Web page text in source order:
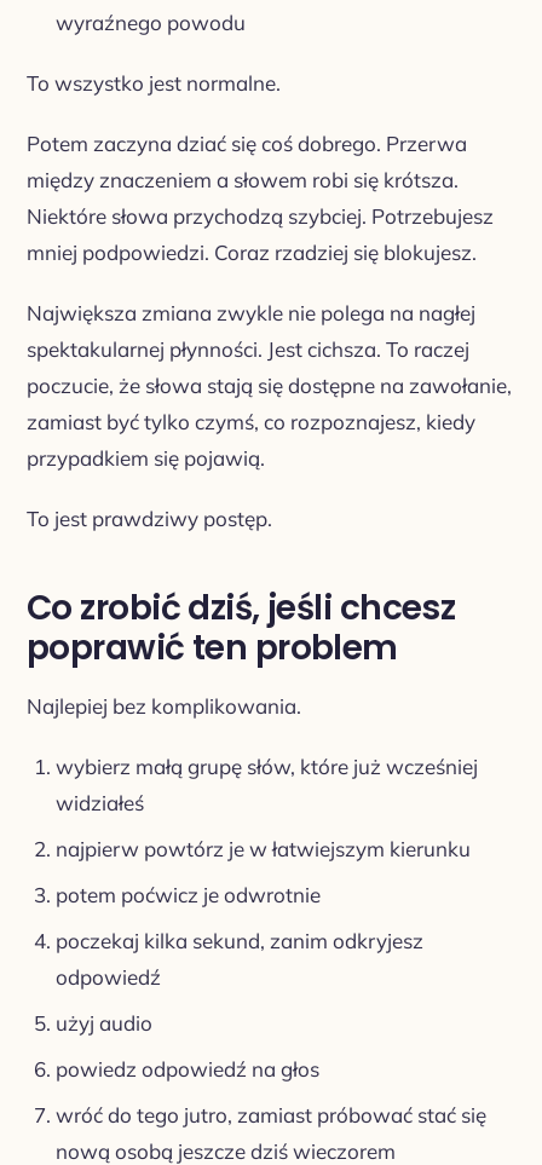
wyraźnego powodu
To wszystko jest normalne.
Potem zaczyna dziać się coś dobrego. Przerwa
między znaczeniem a słowem robi się krótsza.
Niektóre słowa przychodzą szybciej. Potrzebujesz
mniej podpowiedzi. Coraz rzadziej się blokujesz.
Największa zmiana zwykle nie polega na nagłej
spektakularnej płynności. Jest cichsza. To raczej
poczucie, że słowa stają się dostępne na zawołanie,
zamiast być tylko czymś, co rozpoznajesz, kiedy
przypadkiem się pojawią.
To jest prawdziwy postęp.
Co zrobić dziś, jeśli chcesz
poprawić ten problem
Najlepiej bez komplikowania.
wybierz małą grupę słów, które już wcześniej
widziałeś
najpierw powtórz je w łatwiejszym kierunku
potem poćwicz je odwrotnie
poczekaj kilka sekund, zanim odkryjesz
odpowiedź
użyj audio
powiedz odpowiedź na głos
wróć do tego jutro, zamiast próbować stać się
nową osobą jeszcze dziś wieczorem